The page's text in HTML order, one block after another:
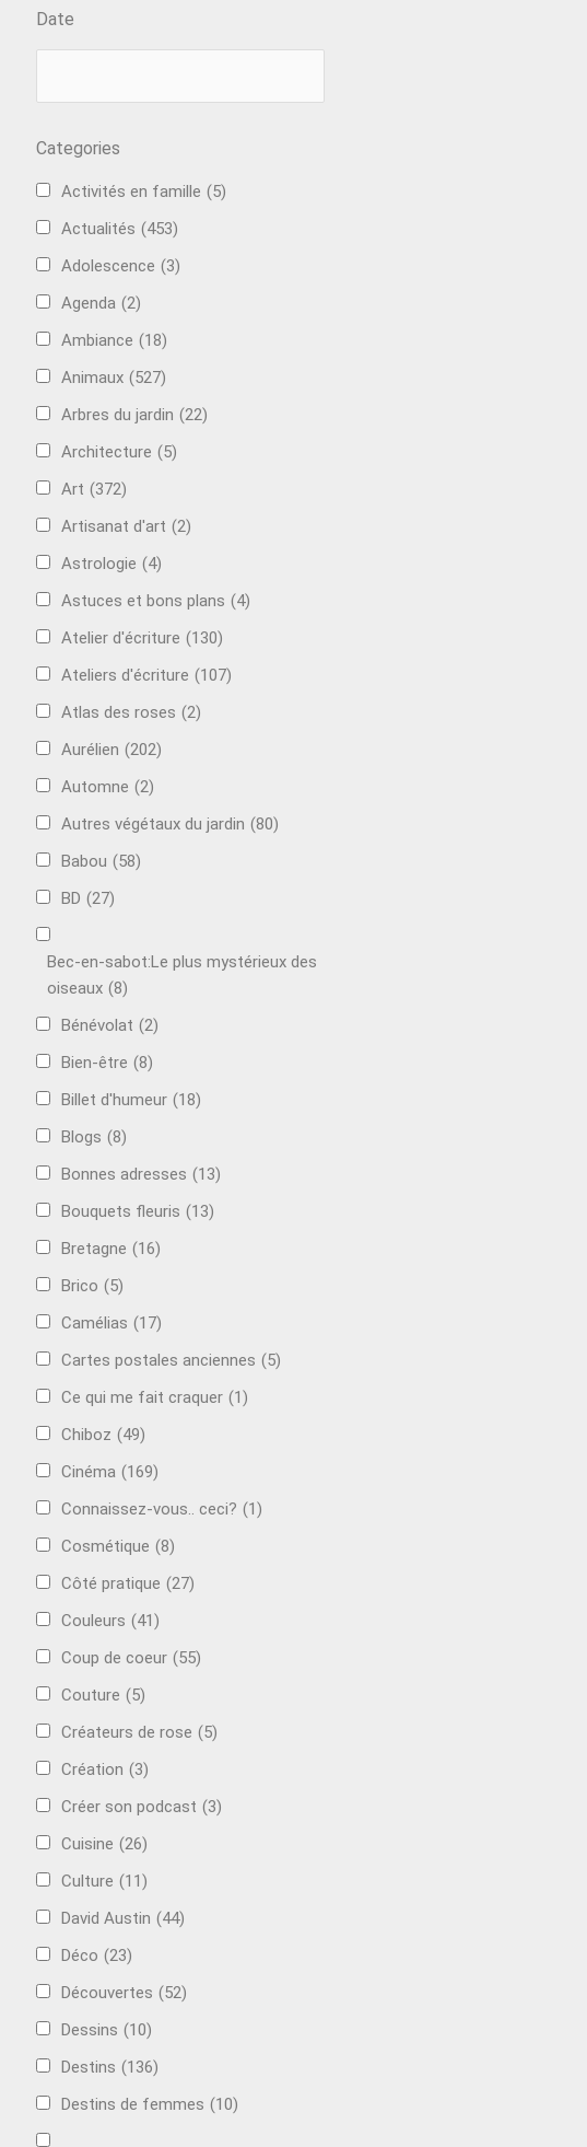
Date
Categories
Activités en famille (5)
Actualités (453)
Adolescence (3)
Agenda (2)
Ambiance (18)
Animaux (527)
Arbres du jardin (22)
Architecture (5)
Art (372)
Artisanat d'art (2)
Astrologie (4)
Astuces et bons plans (4)
Atelier d'écriture (130)
Ateliers d'écriture (107)
Atlas des roses (2)
Aurélien (202)
Automne (2)
Autres végétaux du jardin (80)
Babou (58)
BD (27)
Bec-en-sabot:Le plus mystérieux des
oiseaux (8)
Bénévolat (2)
Bien-être (8)
Billet d'humeur (18)
Blogs (8)
Bonnes adresses (13)
Bouquets fleuris (13)
Bretagne (16)
Brico (5)
Camélias (17)
Cartes postales anciennes (5)
Ce qui me fait craquer (1)
Chiboz (49)
Cinéma (169)
Connaissez-vous.. ceci? (1)
Cosmétique (8)
Côté pratique (27)
Couleurs (41)
Coup de coeur (55)
Couture (5)
Créateurs de rose (5)
Création (3)
Créer son podcast (3)
Cuisine (26)
Culture (11)
David Austin (44)
Déco (23)
Découvertes (52)
Dessins (10)
Destins (136)
Destins de femmes (10)